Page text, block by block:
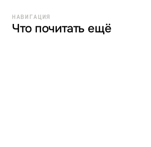
НАВИГАЦИЯ
Что почитать ещё